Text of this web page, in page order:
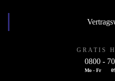
GRATIS
0800 -
Mo - Fr